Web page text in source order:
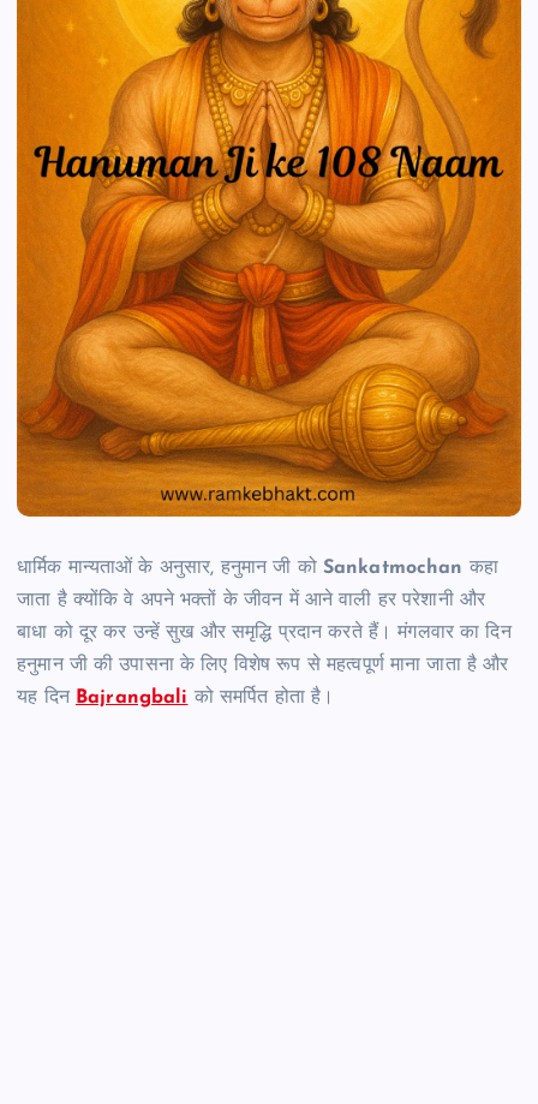
धार्मिक मान्यताओं के अनुसार, हनुमान जी को Sankatmochan कहा
जाता है क्योंकि वे अपने भक्तों के जीवन में आने वाली हर परेशानी और
बाधा को दूर कर उन्हें सुख और समृद्धि प्रदान करते हैं। मंगलवार का दिन
हनुमान जी की उपासना के लिए विशेष रूप से महत्वपूर्ण माना जाता है और
यह दिन Bajrangbali को समर्पित होता है।